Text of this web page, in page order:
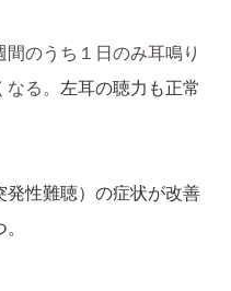
間のうち１日のみ耳鳴り
る。 左耳の聴力も正常
発性難聴）の症状が改善